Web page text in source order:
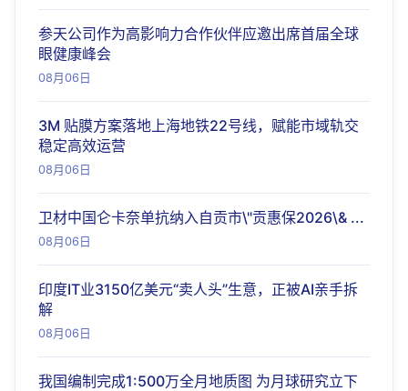
参天公司作为高影响力合作伙伴应邀出席首届全球
眼健康峰会
08月06日
3M 贴膜方案落地上海地铁22号线，赋能市域轨交
稳定高效运营
08月06日
卫材中国仑卡奈单抗纳入自贡市\"贡惠保2026\& ...
08月06日
印度IT业3150亿美元“卖人头”生意，正被AI亲手拆
解
08月06日
我国编制完成1:500万全月地质图 为月球研究立下